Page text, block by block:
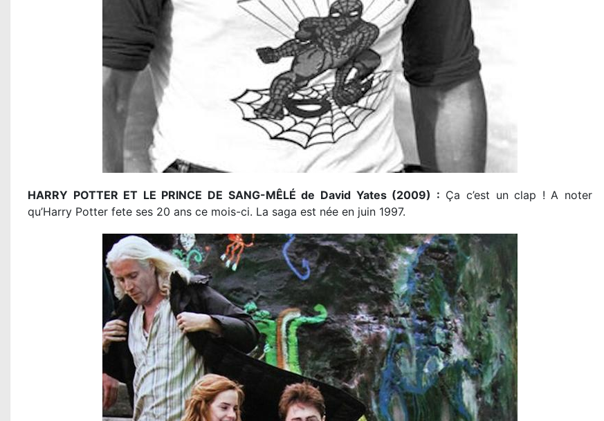
HARRY POTTER ET LE PRINCE DE SANG-MÊLÉ de David Yates (2009) : Ça c’est un clap ! A noter
qu’Harry Potter fete ses 20 ans ce mois-ci. La saga est née en juin 1997.